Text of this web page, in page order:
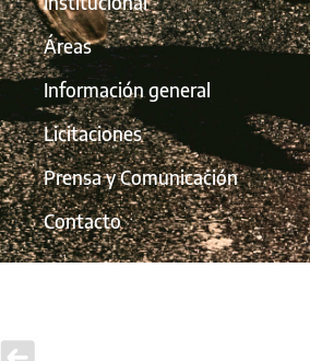
Áreas
Información general
Licitaciones
Prensa y Comunicación
Contacto